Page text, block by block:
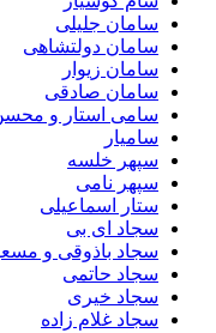
سامان جلیلی
سامان دولتشاهی
سامان زیوار
سامان صادقی
سامی استار و
سامیار
سپهر خلسه
سپهر نامی
ستار اسماعیلی
سجاد ای بی
سجاد باذوقی و
سجاد حاتمی
سجاد خیری
سجاد غلام زاده